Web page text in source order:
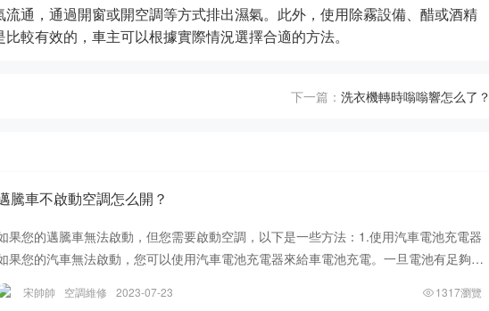
通，通過開窗或開空調等方式排出濕氣。此外，使用除霧設備、醋或酒精
較有效的，車主可以根據實際情況選擇合適的方法。
下一篇： 洗衣機轉時嗡嗡響怎么了？
騰車不啟動空調怎么開？
果您的邁騰車無法啟動，但您需要啟動空調，以下是一些方法：1.使用汽車電池充電器
果您的汽車無法啟動，您可以使用汽車電池充電器來給車電池充電。一旦電池有足夠的
電量，您就可以啟動汽車并打開空調。2.通過
宋帥帥 空調維修 2023-07-23 1317瀏覽